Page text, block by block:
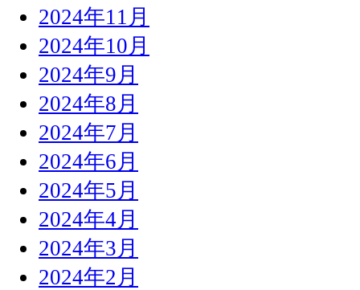
2024年11月
2024年10月
2024年9月
2024年8月
2024年7月
2024年6月
2024年5月
2024年4月
2024年3月
2024年2月